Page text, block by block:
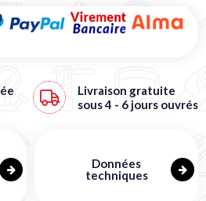
Livraison gratuite
sous 4 - 6 jours ouvrés
Données
techniques